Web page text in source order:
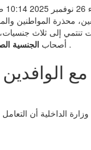
محذرة المواطنين
تنتمي إلى ثلاث
أصحاب الجنسية رذجمل بناء على ما تم الاعلان عنه رسميا من الجهات المختصة .